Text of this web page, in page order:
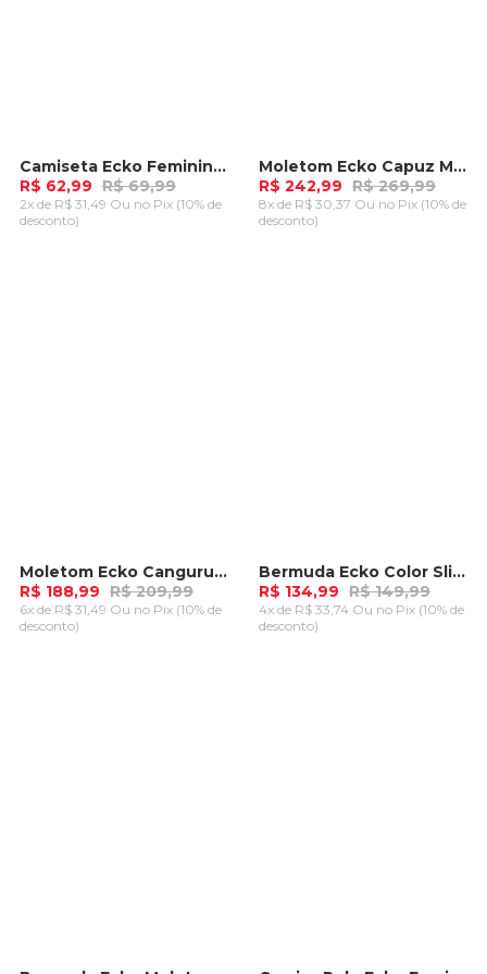
-10%Camiseta Ecko Feminina Green Pink
R$ 62,99 R$ 69,99
2x de R$ 31,49 Ou no Pix (10% de
desconto)
-10%Moletom Ecko Capuz Marky Azul Marinho
R$ 242,99 R$ 269,99
8x de R$ 30,37 Ou no Pix (10% de
desconto)
-10%Moletom Ecko Canguru Fashion Basic Logo Azul
R$ 188,99 R$ 209,99
6x de R$ 31,49 Ou no Pix (10% de
desconto)
- 10%Bermuda Ecko Color Slim Azul
R$ 134,99 R$ 149,99
4x de R$ 33,74 Ou no Pix (10% de
desconto)